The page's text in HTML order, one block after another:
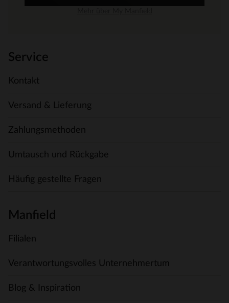
Service
Kontakt
Versand & Lieferung
Zahlungsmethoden
Umtausch und Rückgabe
Häufig gestellte Fragen
Manfield
Filialen
Verantwortungsvolles Unternehmertum
Blog & Inspiration